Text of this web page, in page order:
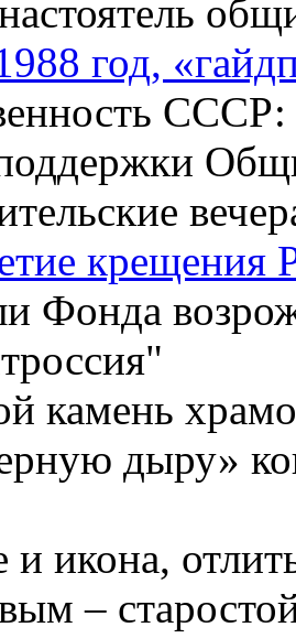
год,
СССР:
крещения
Фонда
камень
дыру»
и икона,
–